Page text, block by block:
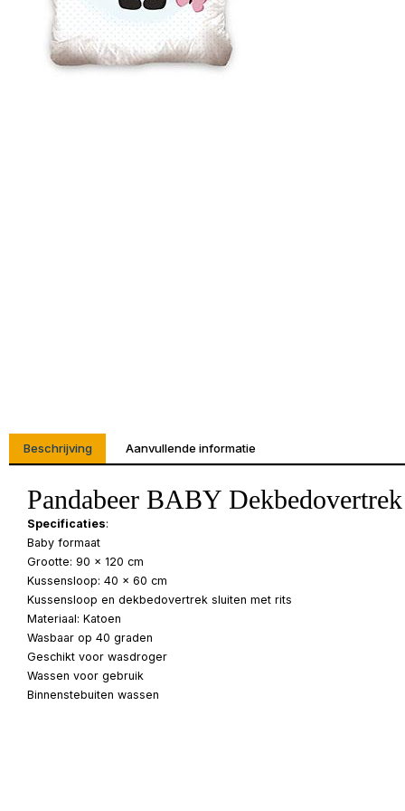
Beschrijving Aanvullende informatie
Pandabeer BABY
Specificaties:
Baby formaat
Grootte: 90 x 120 cm
Kussensloop: 40 x 60 cm
Kussensloop en dekbedovertrek sluiten met rits
Materiaal: Katoen
Wasbaar op 40 graden
Geschikt voor wasdroger
Wassen voor gebruik
Binnenstebuiten wassen